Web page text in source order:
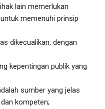
lain memerlukan
memenuhi prinsip
dikecualikan, dengan
kepentingan publik yang
sumber yang jelas
kompeten;